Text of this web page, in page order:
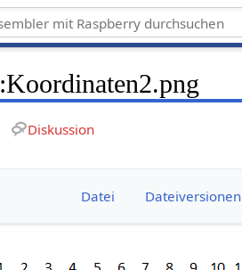
:Koordinaten2.png
Diskussion
Datei Dateiversionen